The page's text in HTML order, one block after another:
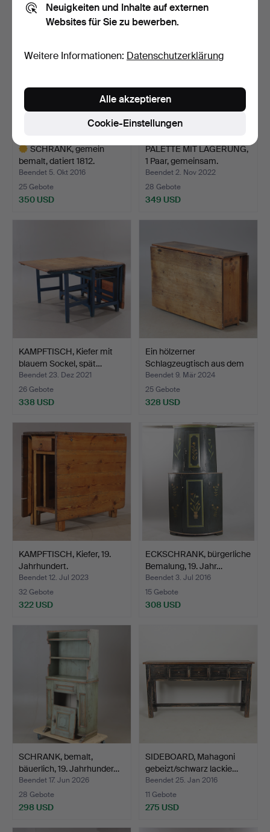
SCHRANK, gemein
bemalt, datiert 1812.
Beendet 5. Okt 2016
25 Gebote
350 USD
PALETTE MIT LAGERUNG,
1 Paar, gemeinsam.
Beendet 2. Nov 2022
28 Gebote
349 USD
KAMPFTISCH, Kiefer mit
blauem Sockel, spät…
Beendet 23. Dez 2021
26 Gebote
338 USD
Ein hölzerner
Schlagzeugtisch aus dem
19. …
Beendet 9. Mär 2024
25 Gebote
328 USD
KAMPFTISCH, Kiefer, 19.
Jahrhundert.
Beendet 12. Jul 2023
32 Gebote
322 USD
ECKSCHRANK, bürgerliche
Bemalung, 19. Jahr…
Beendet 3. Jul 2016
15 Gebote
308 USD
SCHRANK, bemalt,
bäuerlich, 19. Jahrhunder…
Beendet 17. Jun 2026
28 Gebote
298 USD
SIDEBOARD, Mahagoni
gebeizt/schwarz lackie…
Beendet 25. Jan 2016
11 Gebote
275 USD
Neuigkeiten und Inhalte auf externen
Websites für Sie zu bewerben.
Weitere Informationen: Datenschutzerklärung
Cookie-Einstellungen
Alle akzeptieren